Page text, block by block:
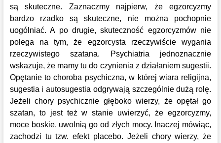
są skuteczne. Zaznaczmy najpierw, że egzorcyzmy
bardzo rzadko są skuteczne, nie można pochopnie
uogólniać. A po drugie, skuteczność egzorcyzmów nie
polega na tym, że egzorcysta rzeczywiście wygania
rzeczywistego szatana. Psychiatria jednoznacznie
wskazuje, że mamy tu do czynienia z działaniem sugestii.
Opętanie to choroba psychiczna, w której wiara religijna,
sugestia i autosugestia odgrywają szczególnie dużą rolę.
Jeżeli chory psychicznie głęboko wierzy, że opętał go
szatan, to jest też w stanie uwierzyć, że egzorcyzmy,
moce boskie, uwolnią go od złych mocy. Inaczej mówiąc,
zachodzi tu tzw. efekt placebo. Jeżeli chory wierzy, że